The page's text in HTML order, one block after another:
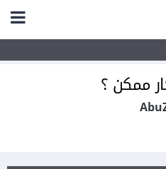
ممكن ؟